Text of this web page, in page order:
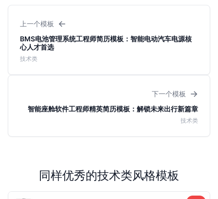
上一个模板 ←
BMS电池管理系统工程师简历模板：智能电动汽车电源核
心人才首选
技术类
下一个模板 →
智能座舱软件工程师精英简历模板：解锁未来出行新篇章
技术类
同样优秀的技术类风格模板